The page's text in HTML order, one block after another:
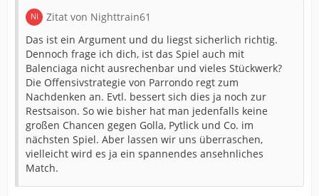
Zitat von Nighttrain61
Das ist ein Argument und du liegst sicherlich richtig.
Dennoch frage ich dich, ist das Spiel auch mit
Balenciaga nicht ausrechenbar und vieles Stückwerk?
Die Offensivstrategie von Parrondo regt zum
Nachdenken an. Evtl. bessert sich dies ja noch zur
Restsaison. So wie bisher hat man jedenfalls keine
großen Chancen gegen Golla, Pytlick und Co. im
nächsten Spiel. Aber lassen wir uns überraschen,
vielleicht wird es ja ein spannendes ansehnliches
Match.